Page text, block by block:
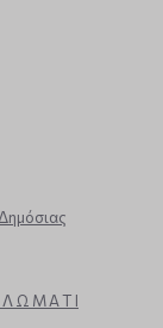
Λ Ω Μ Α Τ Ι